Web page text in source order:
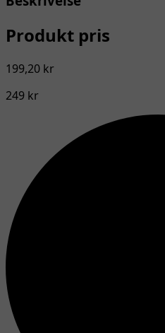
Produkt pris
199,20 kr
249 kr